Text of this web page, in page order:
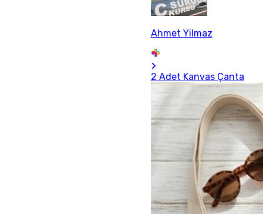
Ahmet Yilmaz
2 Adet Kanvas Çanta